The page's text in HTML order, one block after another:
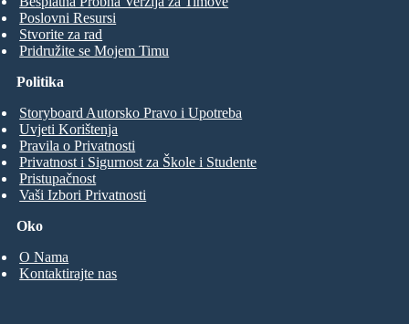
Poslovni Resursi
Stvorite za rad
Pridružite se Mojem Timu
Oko
O Nama
Kontaktirajte nas
Politika
Storyboard Autorsko Pravo i Upotreba
Uvjeti Korištenja
Pravila o Privatnosti
Privatnost i Sigurnost za Škole i Studente
Pristupačnost
Vaši Izbori Privatnosti